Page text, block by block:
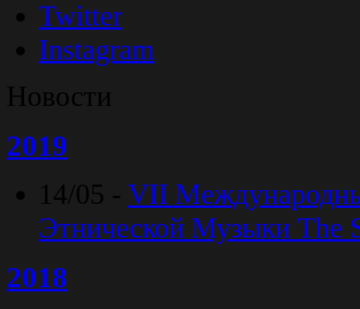
Twitter
Instagram
Новости
2019
14/05 - VII
Этнической Музыки The
2018